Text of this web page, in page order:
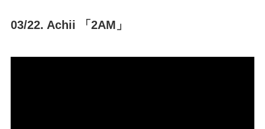
03/22. Achii 「2AM」